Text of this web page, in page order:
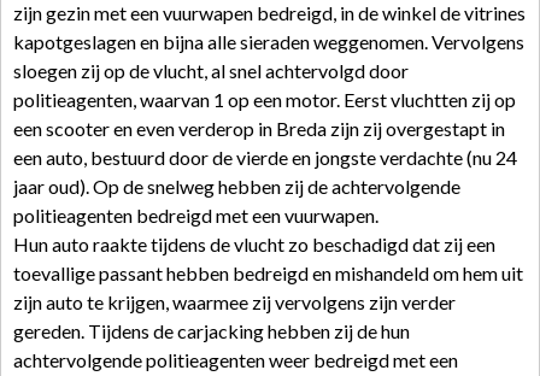
zijn gezin met een vuurwapen bedreigd, in de winkel de vitrines
kapotgeslagen en bijna alle sieraden weggenomen. Vervolgens
sloegen zij op de vlucht, al snel achtervolgd door
politieagenten, waarvan 1 op een motor. Eerst vluchtten zij op
een scooter en even verderop in Breda zijn zij overgestapt in
een auto, bestuurd door de vierde en jongste verdachte (nu 24
jaar oud). Op de snelweg hebben zij de achtervolgende
politieagenten bedreigd met een vuurwapen.
Hun auto raakte tijdens de vlucht zo beschadigd dat zij een
toevallige passant hebben bedreigd en mishandeld om hem uit
zijn auto te krijgen, waarmee zij vervolgens zijn verder
gereden. Tijdens de carjacking hebben zij de hun
achtervolgende politieagenten weer bedreigd met een